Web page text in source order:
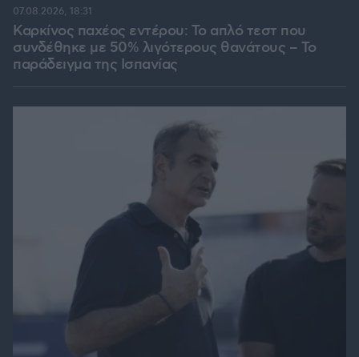
Καρκίνος παχέος εντέρου: Το απλό τεστ που
συνδέθηκε με 50% λιγότερους θανάτους – Το
παράδειγμα της Ισπανίας
07.08.2026, 18:31